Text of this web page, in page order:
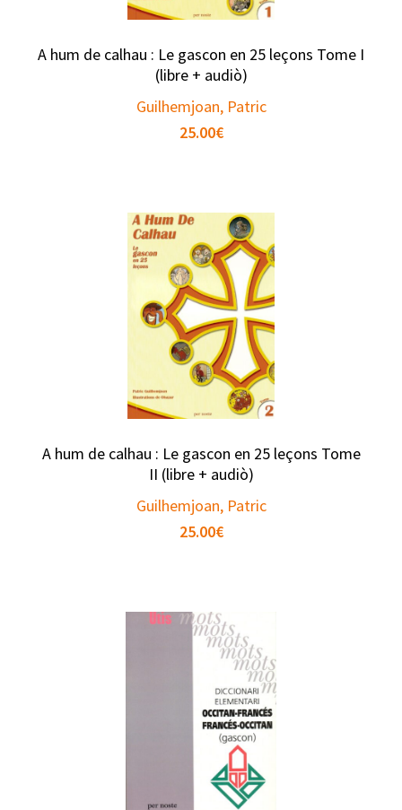
A hum de calhau : Le gascon en 25 leçons Tome I
(libre + audiò)
Guilhemjoan, Patric
25.00€
A hum de calhau : Le gascon en 25 leçons Tome
II (libre + audiò)
Guilhemjoan, Patric
25.00€